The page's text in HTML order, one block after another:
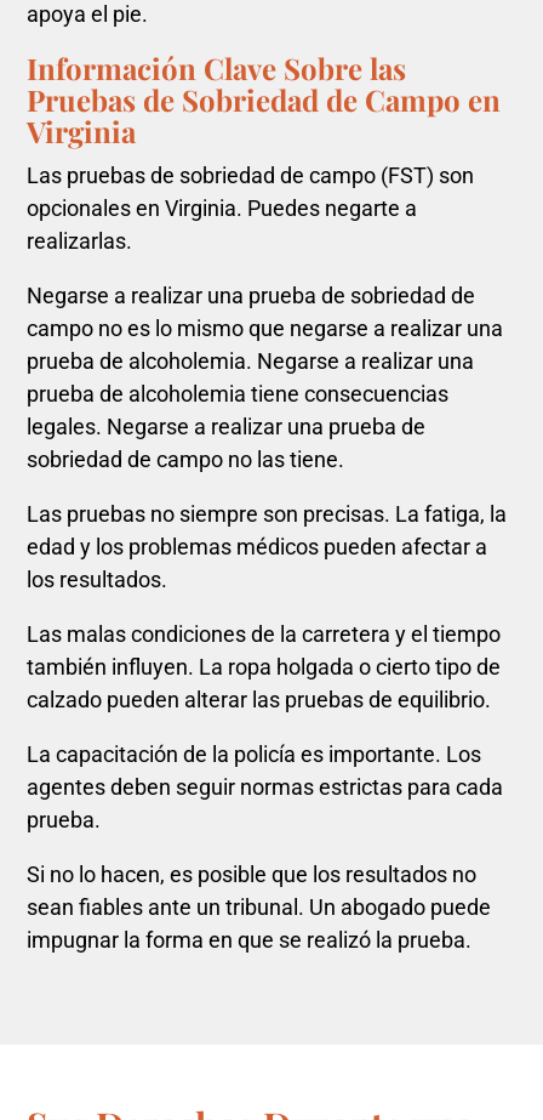
apoya el pie.
Información Clave Sobre las
Pruebas de Sobriedad de Campo en
Virginia
Las pruebas de sobriedad de campo (FST) son
opcionales en Virginia. Puedes negarte a
realizarlas.
Negarse a realizar una prueba de sobriedad de
campo no es lo mismo que negarse a realizar una
prueba de alcoholemia. Negarse a realizar una
prueba de alcoholemia tiene consecuencias
legales. Negarse a realizar una prueba de
sobriedad de campo no las tiene.
Las pruebas no siempre son precisas. La fatiga, la
edad y los problemas médicos pueden afectar a
los resultados.
Las malas condiciones de la carretera y el tiempo
también influyen. La ropa holgada o cierto tipo de
calzado pueden alterar las pruebas de equilibrio.
La capacitación de la policía es importante. Los
agentes deben seguir normas estrictas para cada
prueba.
Si no lo hacen, es posible que los resultados no
sean fiables ante un tribunal. Un abogado puede
impugnar la forma en que se realizó la prueba.